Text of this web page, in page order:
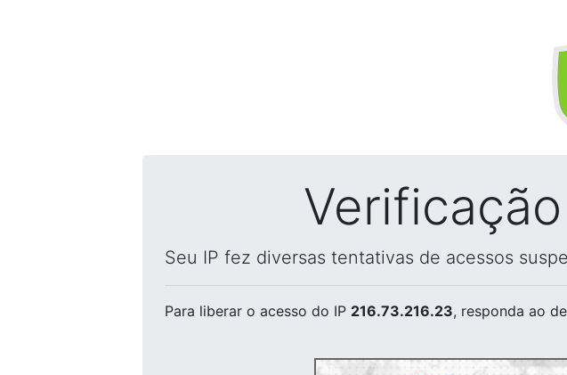
Seu IP fez diversas tentativas de acessos
Para liberar o acesso do IP 216.73.216.23, responda ao